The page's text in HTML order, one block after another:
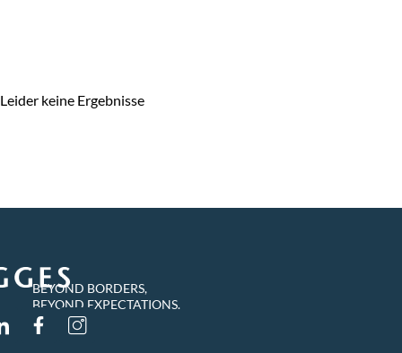
Leider keine Ergebnisse
BEYOND BORDERS,
BEYOND EXPECTATIONS.